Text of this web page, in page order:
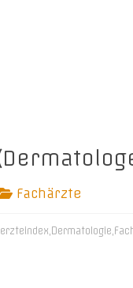
Fachärzte
, Dermatologie,